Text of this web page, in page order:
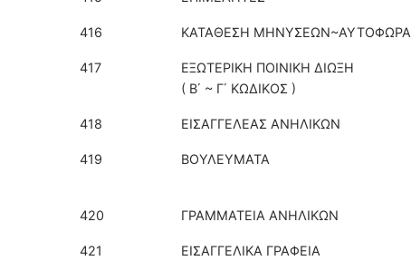
416 ΚΑΤΑΘΕΣΗ ΜΗΝΥΣΕΩΝ~ΑΥΤΟΦΩΡΑ
417
ΕΞΩΤΕΡΙΚΗ ΠΟΙΝΙΚΗ ΔΙΩΞΗ
( Β΄ ~ Γ΄ ΚΩΔΙΚΟΣ )
418 ΕΙΣΑΓΓΕΛΕΑΣ ΑΝΗΛΙΚΩΝ
419 ΒΟΥΛΕΥΜΑΤΑ
420 ΓΡΑΜΜΑΤΕΙΑ ΑΝΗΛΙΚΩΝ
421 ΕΙΣΑΓΓΕΛΙΚΑ ΓΡΑΦΕΙΑ